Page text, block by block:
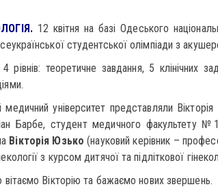
12 квітня на базі Одеського
студентської олімпіади з
рівнів: теоретичне завдання, 5 клінічних
університет представляли
Барбе, студент медичного факультету
Вікторія Юзько (науковий керівник –
з курсом дитячої та підліткової
вітаємо Вікторію та бажаємо нових звершень.